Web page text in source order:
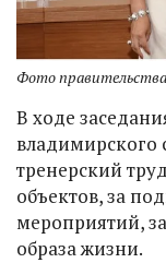
Фото
В ходе
владимирского
тренерский
объектов, за
мероприятий,
образа жизни.